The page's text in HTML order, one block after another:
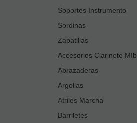
Soportes Instrumento
Sordinas
Zapatillas
Accesorios Clarinete MIb
Abrazaderas
Argollas
Atriles Marcha
Barriletes